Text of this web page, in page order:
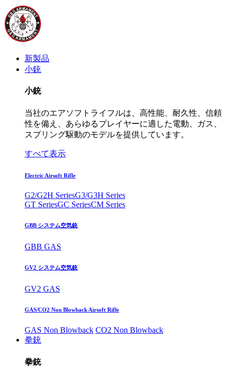
新製品
小銃
小銃
当社のエアソフトライフルは、高性能、耐久性、信頼
性を備え、あらゆるプレイヤーに適した電動、ガス、
スプリング駆動のモデルを提供しています。
すべて表示
Electric Airsoft Rifle
G2/G2H SeriesG3/G3H Series
GT SeriesGC SeriesCM Series
GBB システム空気銃
GBB GAS
GV2 システム空気銃
GV2 GAS
GAS/CO2 Non Blowback Airsoft Rifle
GAS Non Blowback CO2 Non Blowback
拳銃
拳銃